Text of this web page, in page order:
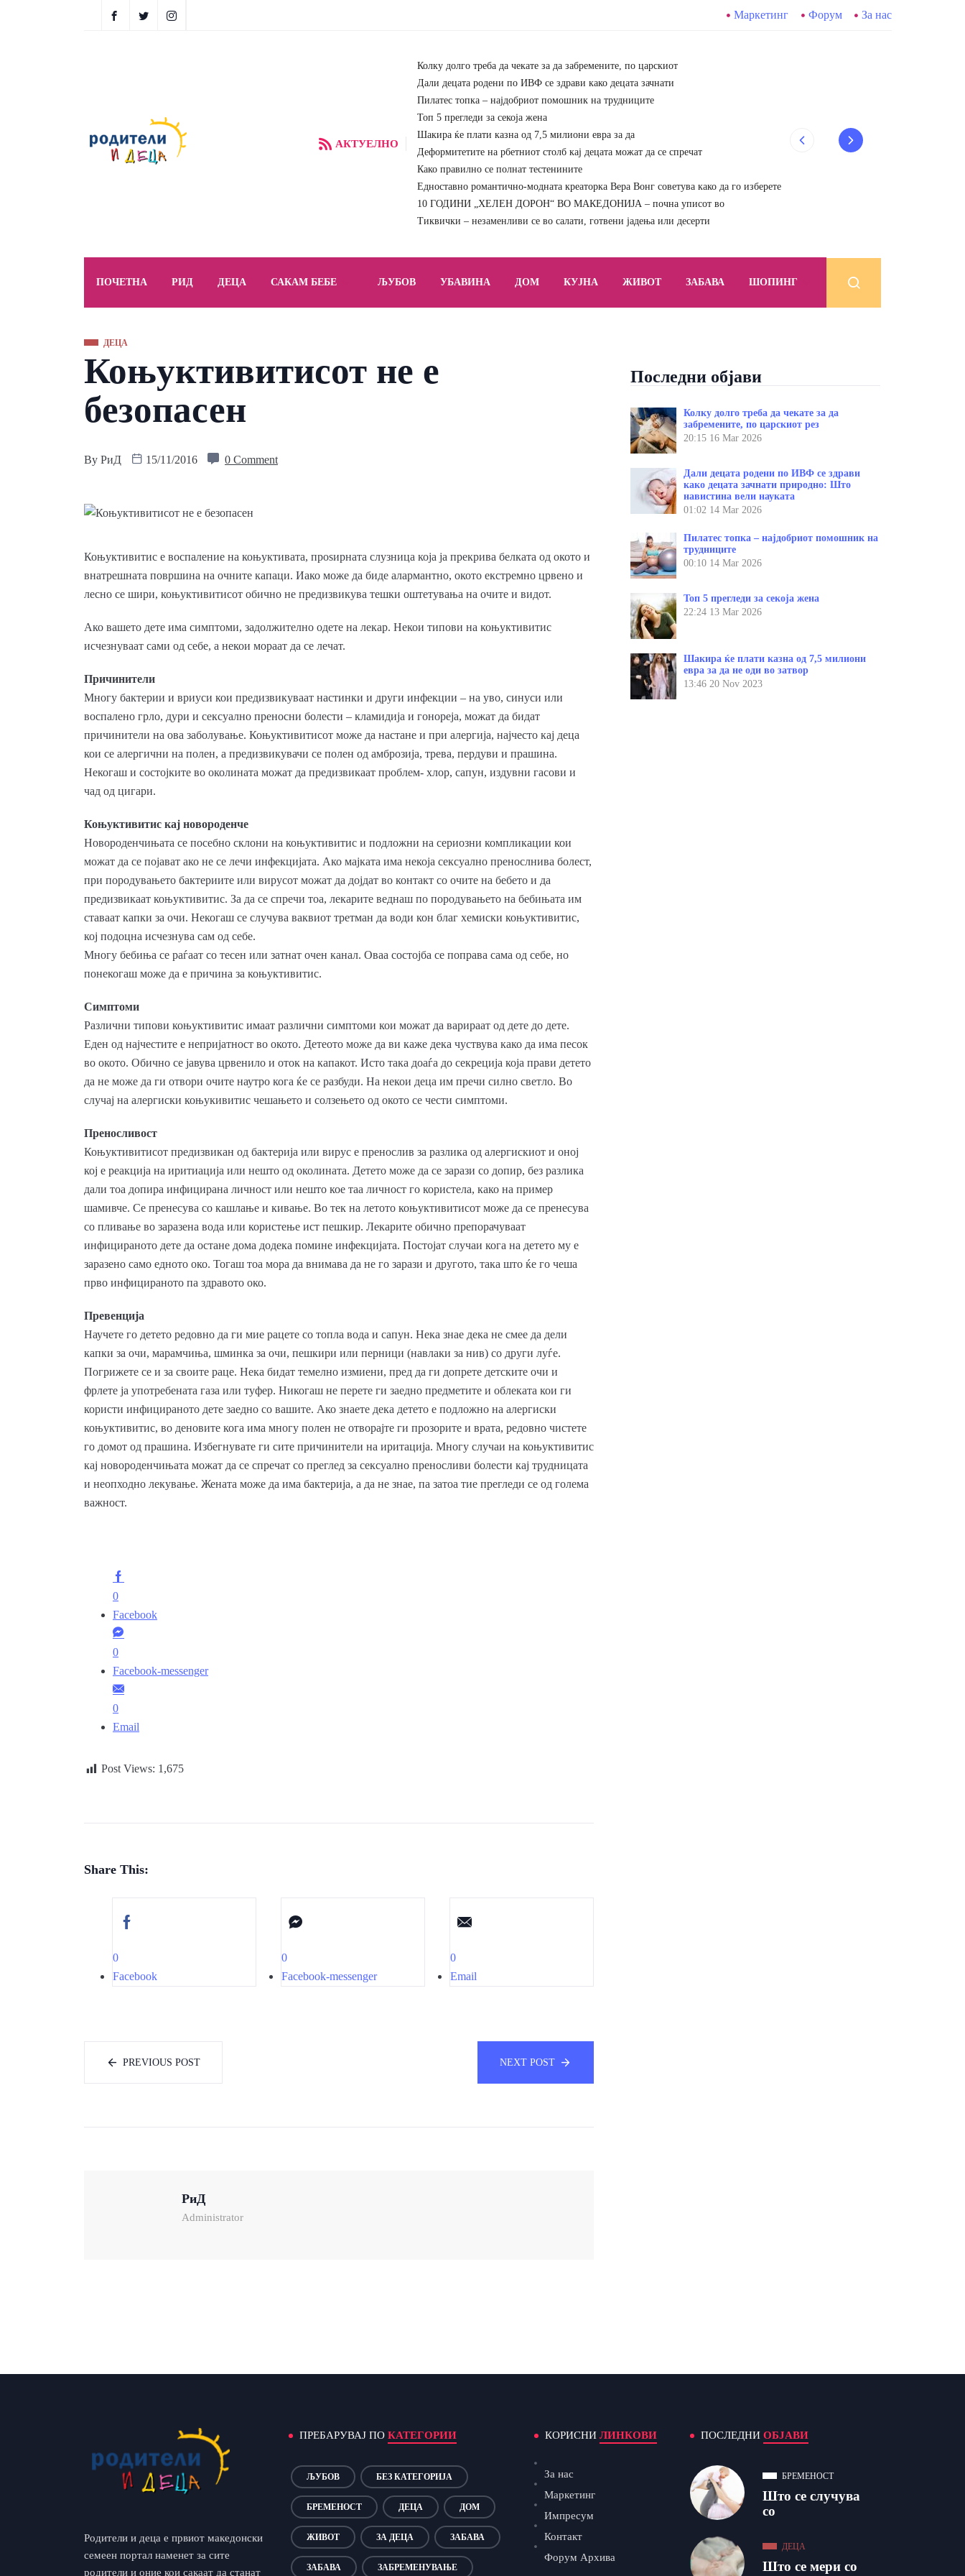
Маркетинг Форум За нас
АКТУЕЛНО
Колку долго треба да чекате за да забремените, по царскиот
Дали децата родени по ИВФ се здрави како децата зачнати
Пилатес топка – најдобриот помошник на трудниците
Топ 5 прегледи за секоја жена
Шакира ќе плати казна од 7,5 милиони евра за да
Деформитетите на рбетниот столб кај децата можат да се спречат
Како правилно се полнат тестенините
Едноставно романтично-модната креаторка Вера Вонг советува како да го изберете
10 ГОДИНИ „ХЕЛЕН ДОРОН“ ВО МАКЕДОНИЈА – почна уписот во
Тиквички – незаменливи се во салати, готвени јадења или десерти
ПОЧЕТНА РИД ДЕЦА САКАМ БЕБЕ ЉУБОВ УБАВИНА ДОМ КУЈНА ЖИВОТ ЗАБАВА ШОПИНГ
ДЕЦА
Коњуктивитисот не е
безопасен
By РиД 15/11/2016 0 Comment
Коњуктивитис е воспаление на коњуктивата, проѕирната слузница која ја прекрива белката од окото и
внатрешната површина на очните капаци. Иако може да биде алармантно, окото екстремно црвено и
лесно се шири, коњуктивитисот обично не предизвикува тешки оштетувања на очите и видот.
Ако вашето дете има симптоми, задолжително одете на лекар. Некои типови на коњуктивитис
исчезнуваат сами од себе, а некои мораат да се лечат.
Причинители
Многу бактерии и вриуси кои предизвикуваат настинки и други инфекции – на уво, синуси или
воспалено грло, дури и сексуално преносни болести – кламидија и гонореја, можат да бидат
причинители на ова заболување. Коњуктивитисот може да настане и при алергија, најчесто кај деца
кои се алергични на полен, а предизвикувачи се полен од амброзија, трева, пердуви и прашина.
Некогаш и состојките во околината можат да предизвикаат проблем- хлор, сапун, издувни гасови и
чад од цигари.
Коњуктивитис кај новороденче
Новороденчињата се посебно склони на коњуктивитис и подложни на сериозни компликации кои
можат да се појават ако не се лечи инфекцијата. Ако мајката има некоја сексуално пренослнива болест,
при породувањето бактериите или вирусот можат да дојдат во контакт со очите на бебето и да
предизвикаат коњуктивитис. За да се спречи тоа, лекарите веднаш по породувањето на бебињата им
ставаат капки за очи. Некогаш се случува ваквиот третман да води кон благ хемиски коњуктивитис,
кој подоцна исчезнува сам од себе.
Многу бебиња се раѓаат со тесен или затнат очен канал. Оваа состојба се поправа сама од себе, но
понекогаш може да е причина за коњуктивитис.
Симптоми
Различни типови коњуктивитис имаат различни симптоми кои можат да варираат од дете до дете.
Еден од најчестите е непријатност во окото. Детеото може да ви каже дека чуствува како да има песок
во окото. Обично се јавува црвенило и оток на капакот. Исто така доаѓа до секреција која прави детето
да не може да ги отвори очите наутро кога ќе се разбуди. На некои деца им пречи силно светло. Во
случај на алергиски коњукивитис чешањето и солзењето од окото се чести симптоми.
Преносливост
Коњуктивитисот предизвикан од бактерија или вирус е пренослив за разлика од алергискиот и оној
кој е реакција на иритиација или нешто од околината. Детето може да се зарази со допир, без разлика
дали тоа допира инфицирана личност или нешто кое таа личност го користела, како на пример
шамивче. Се пренесува со кашлање и кивање. Во тек на летото коњуктивитисот може да се пренесува
со пливање во заразена вода или користење ист пешкир. Лекарите обично препорачуваат
инфицираното дете да остане дома додека помине инфекцијата. Постојат случаи кога на детето му е
заразено само едното око. Тогаш тоа мора да внимава да не го зарази и другото, така што ќе го чеша
прво инфицираното па здравото око.
Превенција
Научете го детето редовно да ги мие рацете со топла вода и сапун. Нека знае дека не смее да дели
капки за очи, марамчиња, шминка за очи, пешкири или перници (навлаки за нив) со други луѓе.
Погрижете се и за своите раце. Нека бидат темелно измиени, пред да ги допрете детските очи и
фрлете ја употребената газа или туфер. Никогаш не перете ги заедно предметите и облеката кои ги
користи инфицираното дете заедно со вашите. Ако знаете дека детето е подложно на алергиски
коњуктивитис, во деновите кога има многу полен не отворајте ги прозорите и врата, редовно чистете
го домот од прашина. Избегнувате ги сите причинители на иритација. Многу случаи на коњуктивитис
кај новороденчињата можат да се спречат со преглед за сексуално преносливи болести кај трудницата
и неопходно лекување. Жената може да има бактерија, а да не знае, па затоа тие прегледи се од голема
важност.
0
Facebook
0
Facebook-messenger
0
Email
Post Views: 1,675
Share This:
0
Facebook
0
Facebook-messenger
0
Email
PREVIOUS POST NEXT POST
РиД
Administrator
Последни објави
Колку долго треба да чекате за да
забремените, по царскиот рез
20:15 16 Mar 2026
Дали децата родени по ИВФ се здрави
како децата зачнати природно: Што
навистина вели науката
01:02 14 Mar 2026
Пилатес топка – најдобриот помошник на
трудниците
00:10 14 Mar 2026
Топ 5 прегледи за секоја жена
22:24 13 Mar 2026
Шакира ќе плати казна од 7,5 милиони
евра за да не оди во затвор
13:46 20 Nov 2023
Родители и деца е првиот македонски
семеен портал наменет за сите
родители и оние кои сакаат да станат
ПРЕБАРУВАЈ ПО КАТЕГОРИИ
ЉУБОВ БЕЗ КАТЕГОРИЈА
БРЕМЕНОСТ ДЕЦА ДОМ
ЖИВОТ ЗА ДЕЦА ЗАБАВА
ЗАБАВА ЗАБРЕМЕНУВАЊЕ
КОРИСНИ ЛИНКОВИ
За нас
Маркетинг
Импресум
Контакт
Форум Архива
ПОСЛЕДНИ ОБЈАВИ
БРЕМЕНОСТ
Што се случува
со
ДЕЦА
Што се мери со